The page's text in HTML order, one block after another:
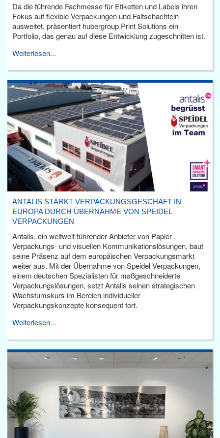
Da die führende Fachmesse für Etiketten und Labels ihren
Fokus auf flexible Verpackungen und Faltschachteln
ausweitet, präsentiert hubergroup Print Solutions ein
Portfolio, das genau auf diese Entwicklung zugeschnitten ist.
Weiterlesen...
ANTALIS STÄRKT VERPACKUNGSGESCHÄFT IN
EUROPA DURCH ÜBERNAHME VON SPEIDEL
VERPACKUNGEN
Antalis, ein weltweit führender Anbieter von Papier-,
Verpackungs- und visuellen Kommunikationslösungen, baut
seine Präsenz auf dem europäischen Verpackungsmarkt
weiter aus. Mit der Übernahme von Speidel Verpackungen,
einem deutschen Spezialisten für maßgeschneiderte
Verpackungslösungen, setzt Antalis seinen strategischen
Wachstumskurs im Bereich individueller
Verpackungskonzepte konsequent fort.
Weiterlesen...